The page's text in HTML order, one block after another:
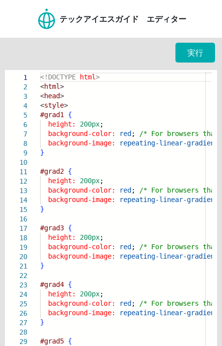
テックアイエスガイド エディター
実行
1
2
3
4
5
6
7
8
9
10
11
12
13
14
15
16
17
18
19
20
21
22
23
24
25
26
27
28
29
<!DOCTYPE html>
<html>
<head>
<style>
#grad1
{
height:
200px;
background-color:
red ;
/* For browsers
background-image:
repeating-linear-gradient
}
#grad2 {
height:
200px;
background-color:
red ;
/* For browsers
background-image:
repeating-linear-gradient
}
#grad3 {
height:
200px;
background-color:
red ;
/* For browsers
background-image:
repeating-linear-gradient
}
#grad4 {
height:
200px;
background-color:
red ;
/* For browsers
background-image:
repeating-linear-gradient
}
#grad5 {